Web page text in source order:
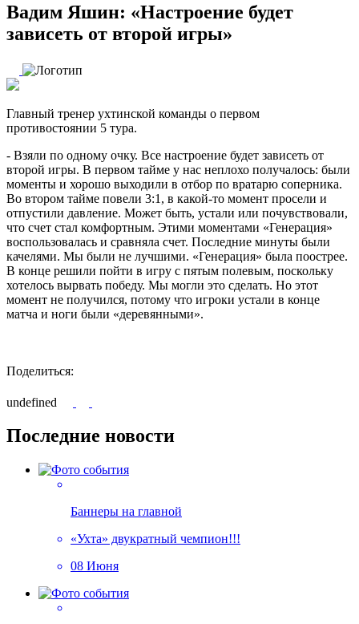
Вадим Яшин: «Настроение будет
зависеть от второй игры»
Главный тренер ухтинской команды о первом
противостоянии 5 тура.
- Взяли по одному очку. Все настроение будет зависеть от
второй игры. В первом тайме у нас неплохо получалось: были
моменты и хорошо выходили в отбор по вратарю соперника.
Во втором тайме повели 3:1, в какой-то момент просели и
отпустили давление. Может быть, устали или почувствовали,
что счет стал комфортным. Этими моментами «Генерация»
воспользовалась и сравняла счет. Последние минуты были
качелями. Мы были не лучшими. «Генерация» была поострее.
В конце решили пойти в игру с пятым полевым, поскольку
хотелось вырвать победу. Мы могли это сделать. Но этот
момент не получился, потому что игроки устали в конце
матча и ноги были «деревянными».
Поделиться:
undefined
Последние новости
Баннеры на главной
«Ухта» двукратный чемпион!!!
08 Июня